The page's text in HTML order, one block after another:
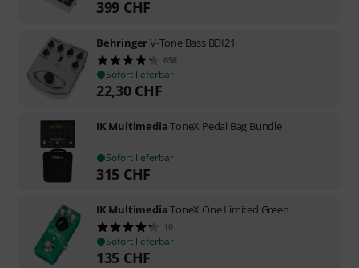
399 CHF
BehringerV-Tone Bass BDI21
658
Sofort lieferbar
22,30 CHF
IK MultimediaToneX Pedal Bag Bundle
Sofort lieferbar
315 CHF
IK MultimediaToneX One Limited Green
10
Sofort lieferbar
135 CHF